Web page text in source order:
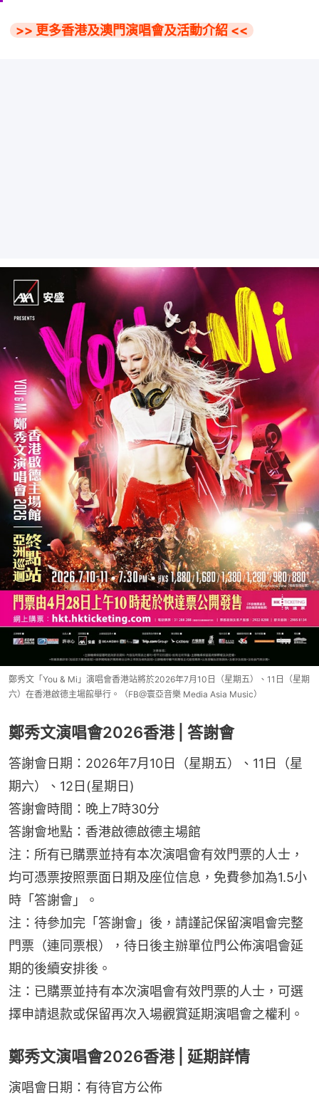
>> 更多香港及澳門演唱會及活動介紹 <<
鄭秀文「You & Mi」演唱會香港站將於2026年7月10日（星期五）、11日（星期
六）在香港啟德主場館舉行。（FB@寰亞音樂 Media Asia Music）
鄭秀文演唱會2026香港 | 答謝會
答謝會日期：2026年7月10日（星期五）、11日（星
期六）、12日(星期日)
答謝會時間：晚上7時30分
答謝會地點：香港啟德啟德主場館
注：所有已購票並持有本次演唱會有效門票的人士，
均可憑票按照票面日期及座位信息，免費參加為1.5小
時「答謝會」。
注：待參加完「答謝會」後，請謹記保留演唱會完整
門票（連同票根），待日後主辦單位門公佈演唱會延
期的後續安排後。
注：已購票並持有本次演唱會有效門票的人士，可選
擇申請退款或保留再次入場觀賞延期演唱會之權利。
鄭秀文演唱會2026香港 | 延期詳情
演唱會日期：有待官方公佈